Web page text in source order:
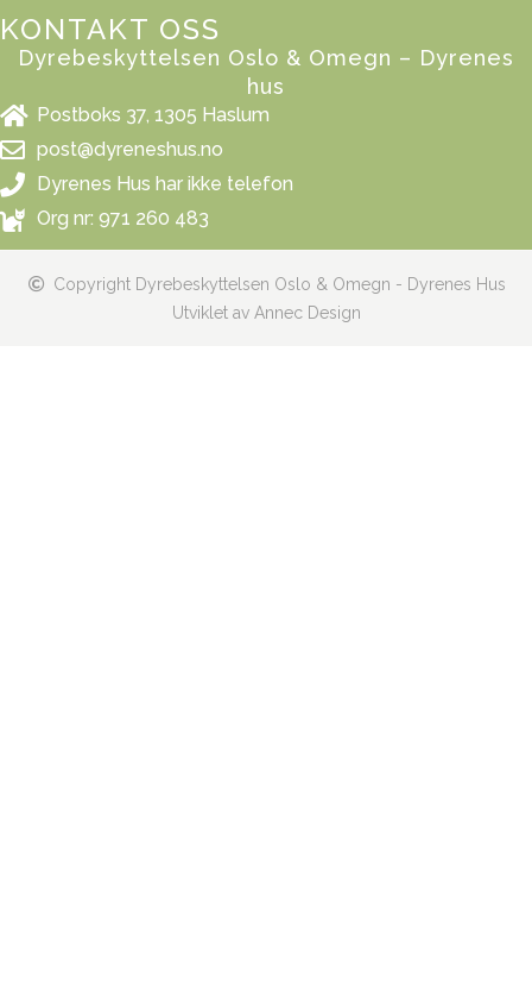
KONTAKT OSS
Dyrebeskyttelsen Oslo & Omegn – Dyrenes
hus
Postboks 37, 1305 Haslum
post@dyreneshus.no
Dyrenes Hus har ikke telefon
Org nr: 971 260 483
Copyright Dyrebeskyttelsen Oslo & Omegn - Dyrenes Hus
Utviklet av Annec Design